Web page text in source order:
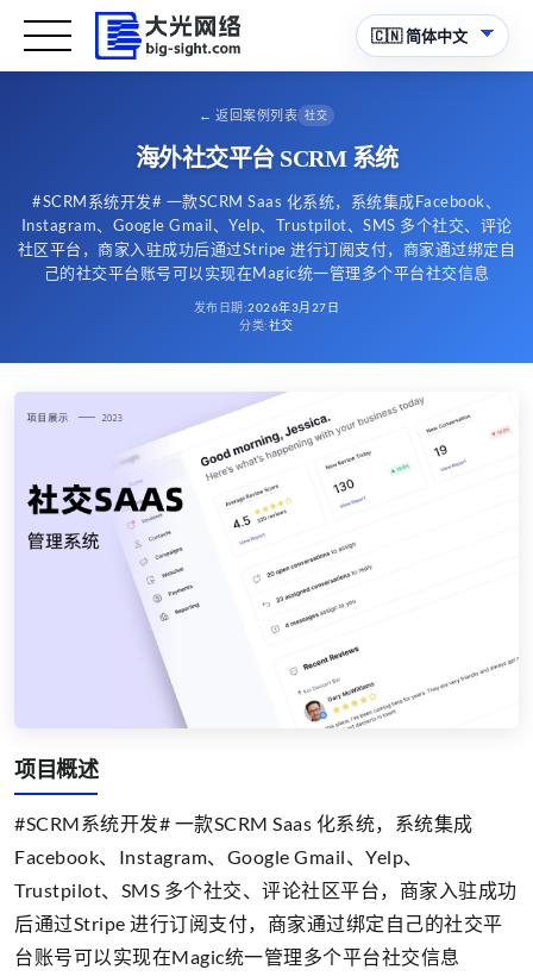
← 返回案例列表 社交
海外社交平台 SCRM 系统
#SCRM系统开发# 一款SCRM Saas 化系统，系统集成Facebook、
Instagram、Google Gmail、Yelp、Trustpilot、SMS 多个社交、评论
社区平台，商家入驻成功后通过Stripe 进行订阅支付，商家通过绑定自
己的社交平台账号可以实现在Magic统一管理多个平台社交信息
发布日期:2026年3月27日
分类:社交
项目概述
#SCRM系统开发# 一款SCRM Saas 化系统，系统集成
Facebook、Instagram、Google Gmail、Yelp、
Trustpilot、SMS 多个社交、评论社区平台，商家入驻成功
后通过Stripe 进行订阅支付，商家通过绑定自己的社交平
台账号可以实现在Magic统一管理多个平台社交信息